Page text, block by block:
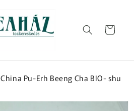
Kosár
China Pu-Erh Beeng Cha BIO- shu